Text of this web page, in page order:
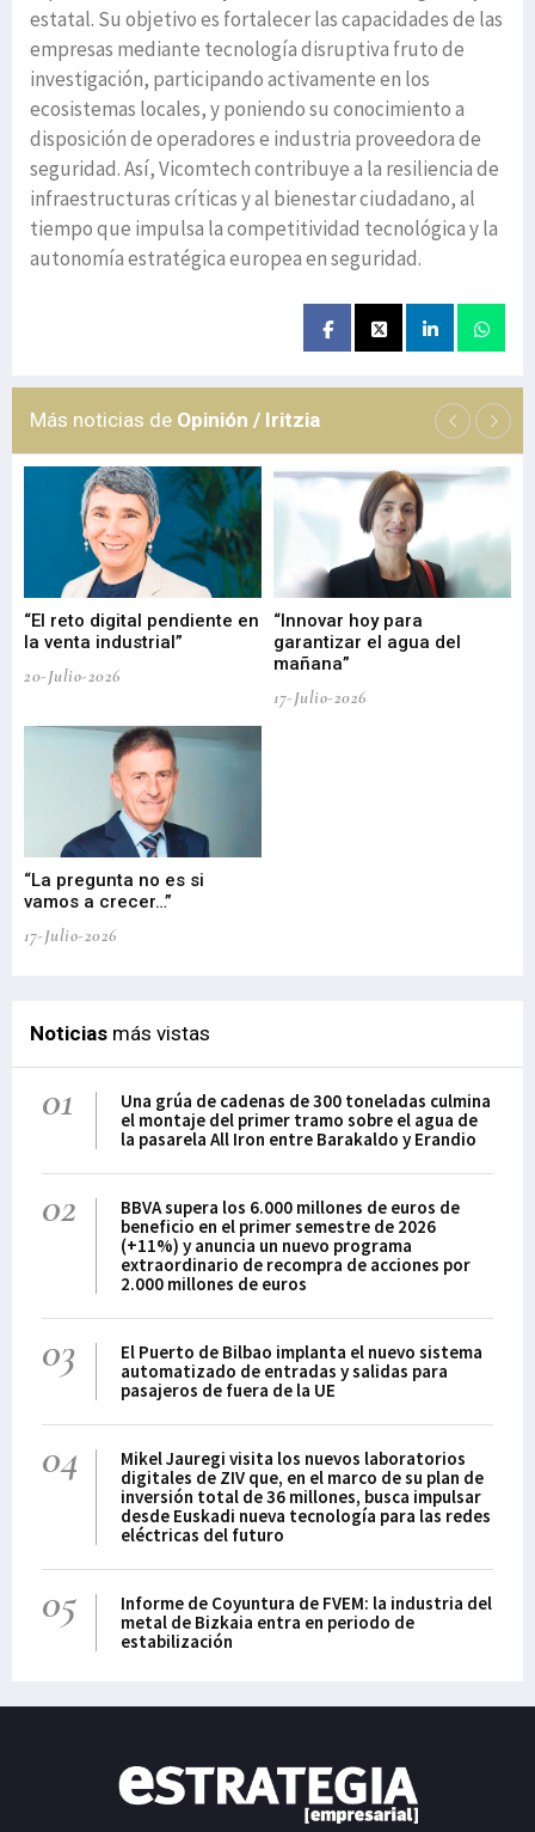
estatal. Su objetivo es fortalecer las capacidades de las
empresas mediante tecnología disruptiva fruto de
investigación, participando activamente en los
ecosistemas locales, y poniendo su conocimiento a
disposición de operadores e industria proveedora de
seguridad. Así, Vicomtech contribuye a la resiliencia de
infraestructuras críticas y al bienestar ciudadano, al
tiempo que impulsa la competitividad tecnológica y la
autonomía estratégica europea en seguridad.
Más noticias de Opinión / Iritzia
“El reto digital pendiente en
la venta industrial”
20-Julio-2026
“Innovar hoy para
garantizar el agua del
mañana”
17-Julio-2026
“La pregunta no es si
vamos a crecer…”
17-Julio-2026
Noticias más vistas
01
Una grúa de cadenas de 300 toneladas culmina
el montaje del primer tramo sobre el agua de
la pasarela All Iron entre Barakaldo y Erandio
02
BBVA supera los 6.000 millones de euros de
beneficio en el primer semestre de 2026
(+11%) y anuncia un nuevo programa
extraordinario de recompra de acciones por
2.000 millones de euros
03
El Puerto de Bilbao implanta el nuevo sistema
automatizado de entradas y salidas para
pasajeros de fuera de la UE
04
Mikel Jauregi visita los nuevos laboratorios
digitales de ZIV que, en el marco de su plan de
inversión total de 36 millones, busca impulsar
desde Euskadi nueva tecnología para las redes
eléctricas del futuro
05
Informe de Coyuntura de FVEM: la industria del
metal de Bizkaia entra en periodo de
estabilización